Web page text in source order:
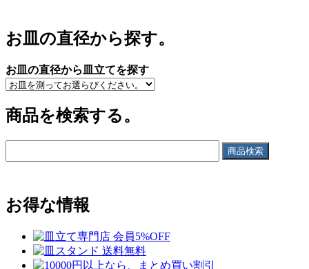
お皿の直径から探す。
お皿の直径から皿立てを探す
商品を検索する。
お得な情報